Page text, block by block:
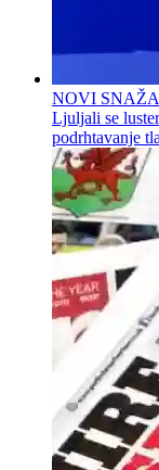
NOVI
Ljuljali se
podrhtavanje tla